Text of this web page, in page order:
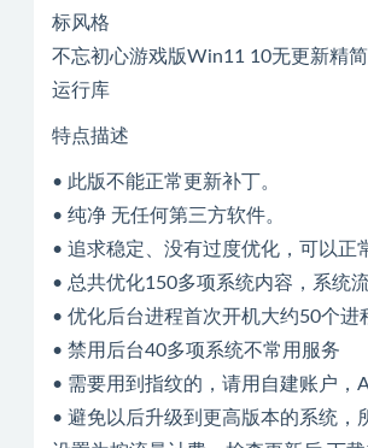
标风格
不忘初心游戏版Win11 10无更新精
运行库
特点描述
• 此版不能正常更新补丁。
• 纯净 无任何第三方软件。
• 追求稳定、没有过度优化，可以正
• 总共优化150多项系统内容，系统
• 优化后台进程首次开机大约50个进
• 禁用后台40多项系统不常用服务
• 需要用到指纹的，请用自建账户，
• 避免以后升级到更高版本的系统，